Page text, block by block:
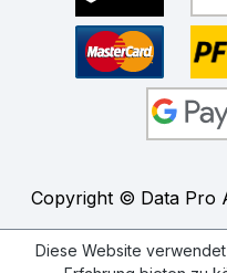
Copyright © Data Pro
Diese Website